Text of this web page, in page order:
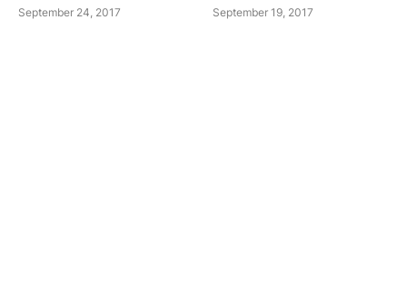
September 24, 2017 September 19, 2017